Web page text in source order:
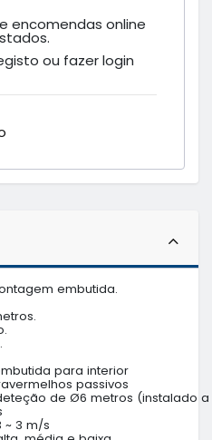
encomendas online
ou fazer login
embutida.
para interior
passivos
de Ø6 metros (instalado
3 m/s